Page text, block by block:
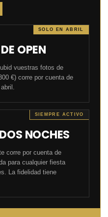
SOLO EN ABRIL
OPEN
vuestras fotos de
€) corre por cuenta de
SIEMPRE ACTIVO
NOCHES
corre por cuenta de
para cualquier fiesta
La fidelidad tiene